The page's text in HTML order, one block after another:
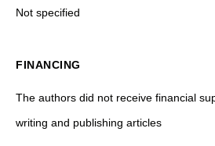
Not specified
FINANCING
The authors did not receive financial
writing and publishing articles